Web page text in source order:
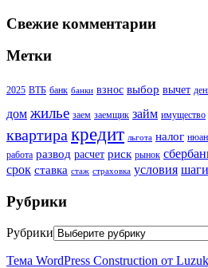
Свежие комментарии
Метки
2025 ВТБ банк банки взнос выбор вычет
дом жилье заем заемщик займ имущество
квартира кредит льгота налог
работа развод расчет риск рынок
срок ставка стаж страховка условия шаги
Рубрики
Рубрики
Тема WordPress Construction от Luzuk